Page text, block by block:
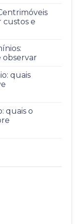
custos e
observar
quais
quais o